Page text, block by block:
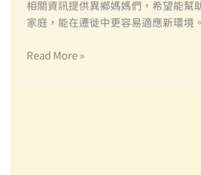
相關資訊提供異鄉媽媽們，希望能幫
家庭，能在遷徙中更容易適應新環境。
【瑪
Read More »